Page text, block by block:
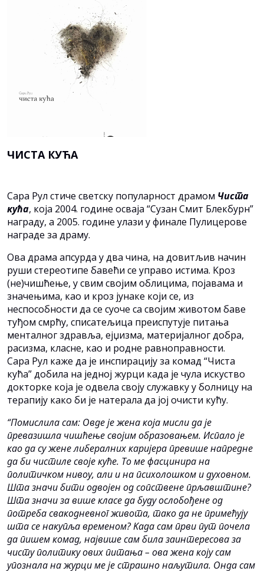
ЧИСТА КУЋА
Сара Рул стиче светску популарност драмом Чиста
кућа, која 2004. године осваја “Сузан Смит Блекбурн”
награду, а 2005. године улази у финале Пулицерове
награде за драму.
Ова драма апсурда у два чина, на довитљив начин
руши стереотипе бавећи се управо истима. Kроз
(не)чишћење, у свим својим облицима, појавама и
значењима, као и кроз јунаке који се, из
неспособности да се суоче са својим животом баве
туђом смрћу, списатељица преиспутује питања
менталног здравља, ејџизма, материјалног добра,
расизма, класне, као и родне равноправности.
Сара Рул каже да је инспирацију за комад “Чиста
кућа” добила на једној журци када је чула искуство
докторке која је одвела своју служавку у болницу на
терапију како би је натерала да јој очисти кућу.
“Помислила сам: Овде је жена која мисли да је
превазишла чишћење својим образовањем. Испало је
као да су жене либералних каријера превише напредне
да би чистиле своје куће. То ме фасцинира на
политичком нивоу, али и на психолошком и духовном.
Шта значи бити одвојен од сопствене прљавштине?
Шта значи за више класе да буду ослобођене од
потреба свакодневног живота, тако да не примећују
шта се накупља временом? Kада сам први пут почела
да пишем комад, највише сам била заинтересова за
чисту политику ових питања – ова жена коју сам
упознала на журци ме је страшно наљутила. Онда сам